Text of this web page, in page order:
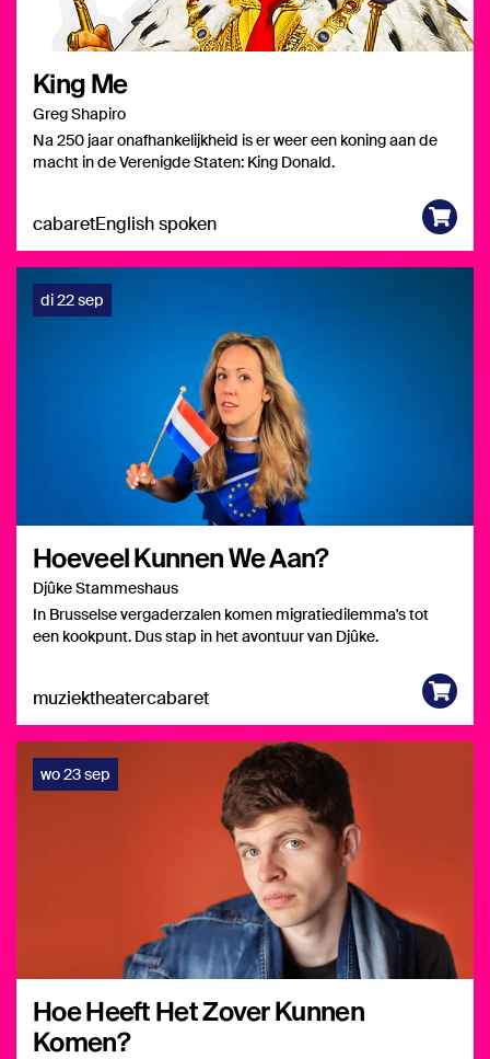
King Me
Greg Shapiro
Na 250 jaar onafhankelijkheid is er weer een koning aan de
macht in de Verenigde Staten: King Donald.
cabaretEnglish spoken
Hoeveel Kunnen We Aan?
Djûke Stammeshaus
In Brusselse vergaderzalen komen migratiedilemma's tot
een kookpunt. Dus stap in het avontuur van Djûke.
di 22 sep
muziektheatercabaret
Hoe Heeft Het Zover Kunnen
Komen?
wo 23 sep